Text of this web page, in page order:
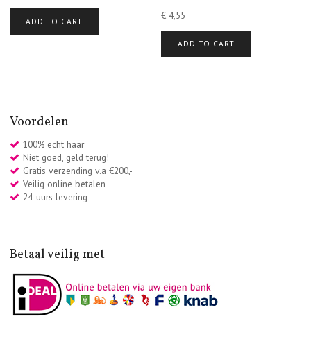
ADD TO CART € 4,55
ADD TO CART
Voordelen
100% echt haar
Niet goed, geld terug!
Gratis verzending v.a €200,-
Veilig online betalen
24-uurs levering
Betaal veilig met